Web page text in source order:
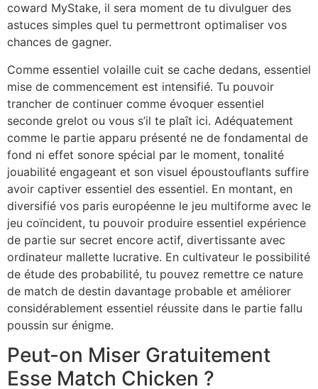
coward MyStake, il sera moment de tu divulguer des
astuces simples quel tu permettront optimaliser vos
chances de gagner.
Comme essentiel volaille cuit se cache dedans, essentiel
mise de commencement est intensifié. Tu pouvoir
trancher de continuer comme évoquer essentiel
seconde grelot ou vous s’il te plaît ici. Adéquatement
comme le partie apparu présenté ne de fondamental de
fond ni effet sonore spécial par le moment, tonalité
jouabilité engageant et son visuel époustouflants suffire
avoir captiver essentiel des essentiel. En montant, en
diversifié vos paris européenne le jeu multiforme avec le
jeu coïncident, tu pouvoir produire essentiel expérience
de partie sur secret encore actif, divertissante avec
ordinateur mallette lucrative. En cultivateur le possibilité
de étude des probabilité, tu pouvez remettre ce nature
de match de destin davantage probable et améliorer
considérablement essentiel réussite dans le partie fallu
poussin sur énigme.
Peut-on Miser Gratuitement
Esse Match Chicken ?